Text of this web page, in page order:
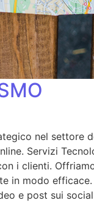
nel settore
Servizi
i clienti.
in modo
e post sui